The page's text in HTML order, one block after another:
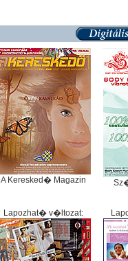
A Keresked� Magazin
Lapozhat� v�ltozat: